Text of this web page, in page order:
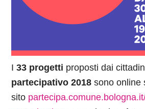
I33 progetti proposti dai
partecipativo 2018 sono online
sito